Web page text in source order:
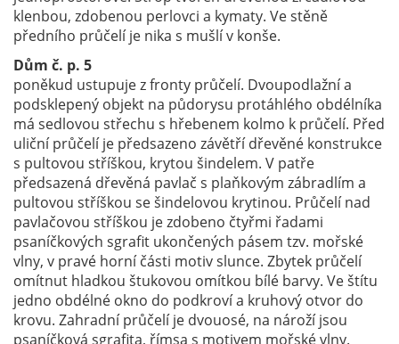
klenbou, zdobenou perlovci a kymaty. Ve stěně
předního průčelí je nika s mušlí v konše.
Dům č. p. 5
poněkud ustupuje z fronty průčelí. Dvoupodlažní a
podsklepený objekt na půdorysu protáhlého obdélníka
má sedlovou střechu s hřebenem kolmo k průčelí. Před
uliční průčelí je předsazeno závětří dřevěné konstrukce
s pultovou stříškou, krytou šindelem. V patře
předsazená dřevěná pavlač s plaňkovým zábradlím a
pultovou stříškou se šindelovou krytinou. Průčelí nad
pavlačovou stříškou je zdobeno čtyřmi řadami
psaníčkových sgrafit ukončených pásem tzv. mořské
vlny, v pravé horní části motiv slunce. Zbytek průčelí
omítnut hladkou štukovou omítkou bílé barvy. Ve štítu
jedno obdélné okno do podkroví a kruhový otvor do
krovu. Zahradní průčelí je dvouosé, na nároží jsou
psaníčková sgrafita, římsa s motivem mořské vlny.